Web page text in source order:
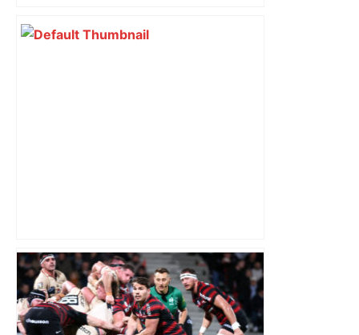
Capilla en bleu ciel pour combien de
temps encore ? Toulouse et l'UBB aux
aguets – Rugbynistere